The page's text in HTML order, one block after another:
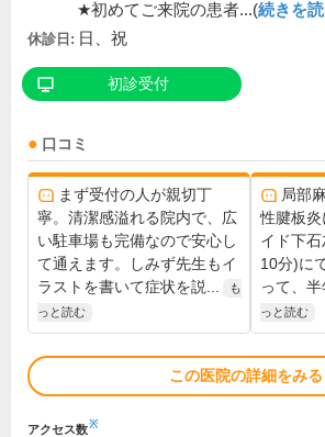
★初めてご来院の患者...(続きを
休診日: 日、祝
初診受付
口コミ
まず受付の人が親切丁
寧。清潔感溢れる院内で、広
い駐車場も完備なので安心し
て通えます。しみず先生もイ
ラストを書いて症状を説...
も
っと読む
局部
性腱板
イド下
10分)に
って、半
っと読む
この医院の詳細をみる
アクセス数※